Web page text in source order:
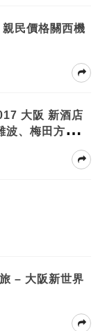
民價格關西機
大阪 新酒店
、梅田方便之
– 大阪新世界